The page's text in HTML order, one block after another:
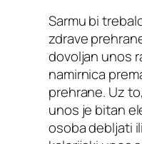
Sarmu bi
zdrave
dovoljan unos
namirnica
prehrane. Uz
unos je bitan
osoba debljati